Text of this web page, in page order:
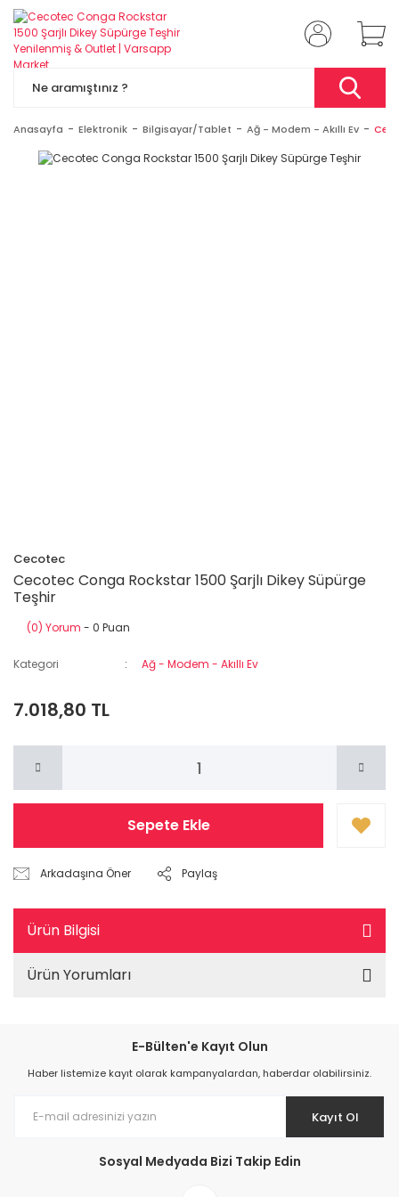
Anasayfa Elektronik Bilgisayar/Tablet Ağ - Modem - Akıllı Ev
Cecotec
Cecotec Conga Rockstar 1500 Şarjlı Dikey Süpürge
Teşhir
(0) Yorum - 0 Puan
Kategori Ağ - Modem - Akıllı Ev
7.018,80 TL
Sepete Ekle
Arkadaşına Öner Paylaş
Ürün Bilgisi
Ürün Yorumları
E-Bülten'e Kayıt Olun
Haber listemize kayıt olarak kampanyalardan, haberdar olabilirsiniz.
Kayıt Ol
Sosyal Medyada Bizi Takip Edin